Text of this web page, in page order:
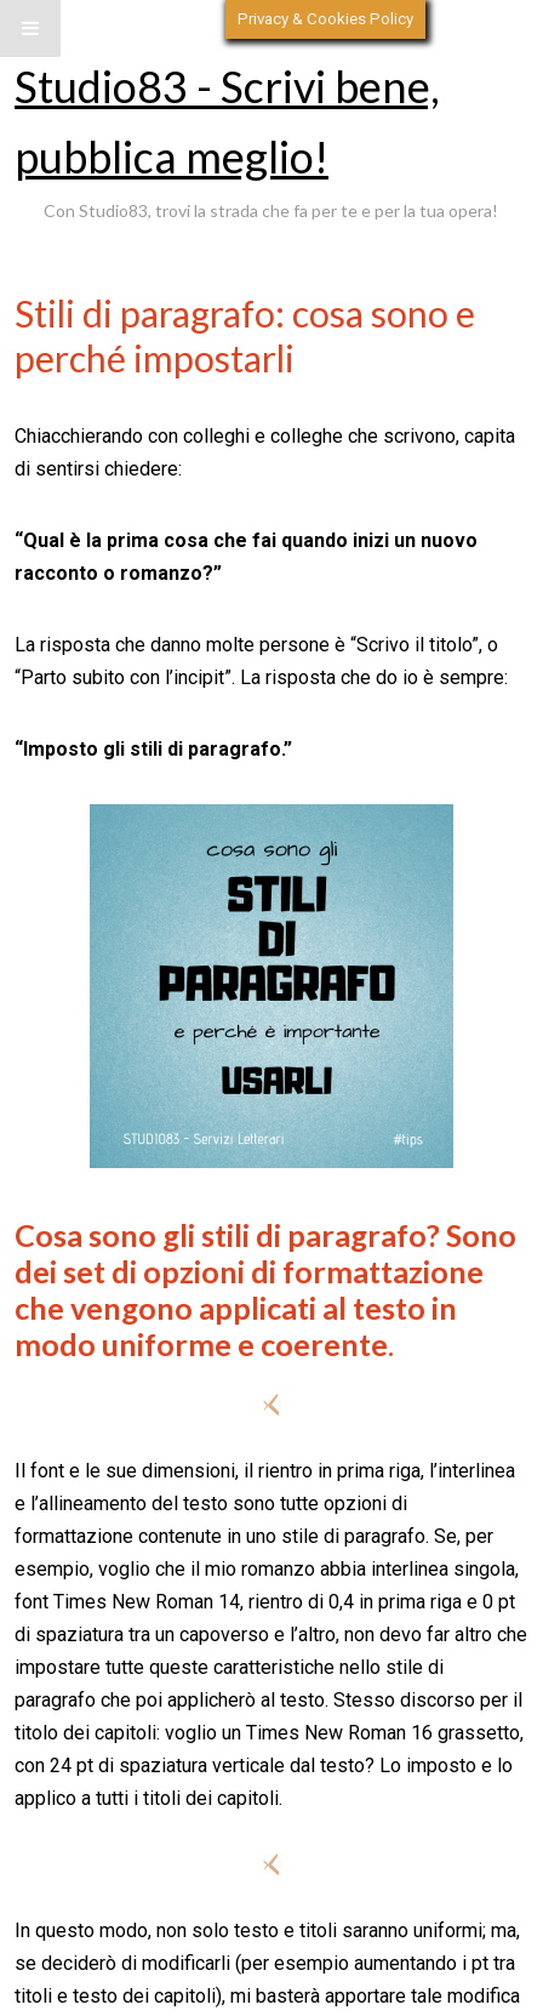
Studio83 - Scrivi bene,
pubblica meglio!
Con Studio83, trovi la strada che fa per te e per la tua opera!
Stili di paragrafo: cosa sono e
perché impostarli
Chiacchierando con colleghi e colleghe che scrivono, capita
di sentirsi chiedere:
“Qual è la prima cosa che fai quando inizi un nuovo
racconto o romanzo?”
La risposta che danno molte persone è “Scrivo il titolo”, o
“Parto subito con l’incipit”. La risposta che do io è sempre:
“Imposto gli stili di paragrafo.”
Cosa sono gli stili di paragrafo? Sono
dei set di opzioni di formattazione
che vengono applicati al testo in
modo uniforme e coerente.
Il font e le sue dimensioni, il rientro in prima riga, l’interlinea
e l’allineamento del testo sono tutte opzioni di
formattazione contenute in uno stile di paragrafo. Se, per
esempio, voglio che il mio romanzo abbia interlinea singola,
font Times New Roman 14, rientro di 0,4 in prima riga e 0 pt
di spaziatura tra un capoverso e l’altro, non devo far altro che
impostare tutte queste caratteristiche nello stile di
paragrafo che poi applicherò al testo. Stesso discorso per il
titolo dei capitoli: voglio un Times New Roman 16 grassetto,
con 24 pt di spaziatura verticale dal testo? Lo imposto e lo
applico a tutti i titoli dei capitoli.
In questo modo, non solo testo e titoli saranno uniformi; ma,
se deciderò di modificarli (per esempio aumentando i pt tra
titoli e testo dei capitoli), mi basterà apportare tale modifica
Privacy & Cookies Policy